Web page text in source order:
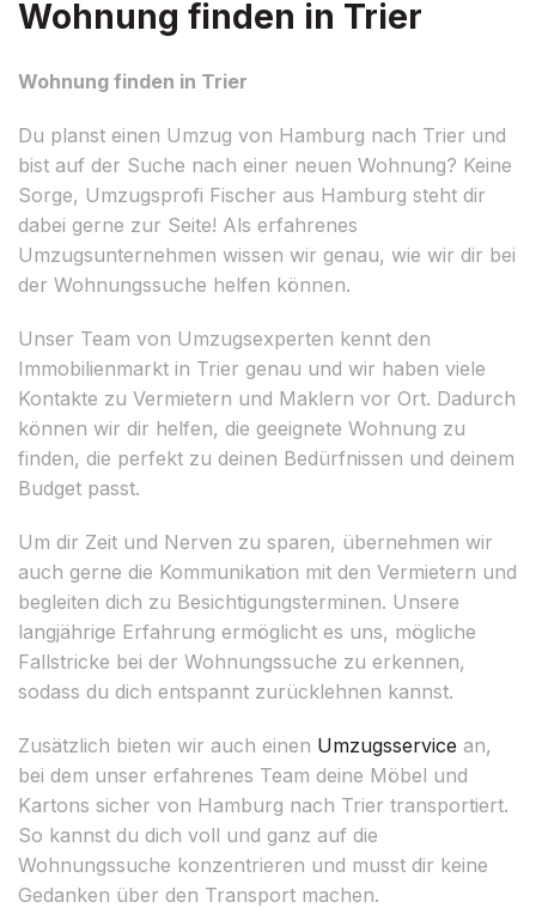
Wohnung finden in Trier
Wohnung finden in Trier
Du planst einen Umzug von Hamburg nach Trier und
bist auf der Suche nach einer neuen Wohnung? Keine
Sorge, Umzugsprofi Fischer aus Hamburg steht dir
dabei gerne zur Seite! Als erfahrenes
Umzugsunternehmen wissen wir genau, wie wir dir bei
der Wohnungssuche helfen können.
Unser Team von Umzugsexperten kennt den
Immobilienmarkt in Trier genau und wir haben viele
Kontakte zu Vermietern und Maklern vor Ort. Dadurch
können wir dir helfen, die geeignete Wohnung zu
finden, die perfekt zu deinen Bedürfnissen und deinem
Budget passt.
Um dir Zeit und Nerven zu sparen, übernehmen wir
auch gerne die Kommunikation mit den Vermietern und
begleiten dich zu Besichtigungsterminen. Unsere
langjährige Erfahrung ermöglicht es uns, mögliche
Fallstricke bei der Wohnungssuche zu erkennen,
sodass du dich entspannt zurücklehnen kannst.
Zusätzlich bieten wir auch einen Umzugsservice an,
bei dem unser erfahrenes Team deine Möbel und
Kartons sicher von Hamburg nach Trier transportiert.
So kannst du dich voll und ganz auf die
Wohnungssuche konzentrieren und musst dir keine
Gedanken über den Transport machen.